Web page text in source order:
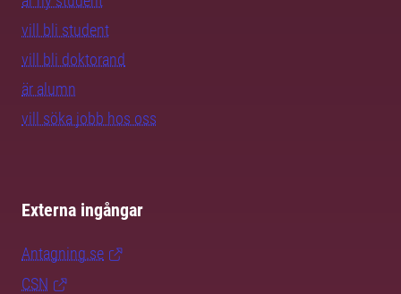
vill bli student
vill bli doktorand
är alumn
vill söka jobb hos oss
Externa ingångar
Antagning.se
CSN